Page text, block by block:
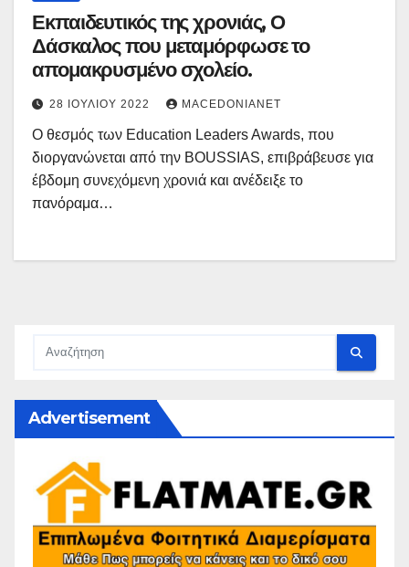
Εκπαιδευτικός της χρονιάς, Ο
Δάσκαλος που μεταμόρφωσε το
απομακρυσμένο σχολείο.
28 ΙΟΥΛΊΟΥ 2022 MACEDONIANET
Ο θεσμός των Education Leaders Awards, που
διοργανώνεται από την BOUSSIAS, επιβράβευσε για
έβδομη συνεχόμενη χρονιά και ανέδειξε το
πανόραμα…
Advertisement